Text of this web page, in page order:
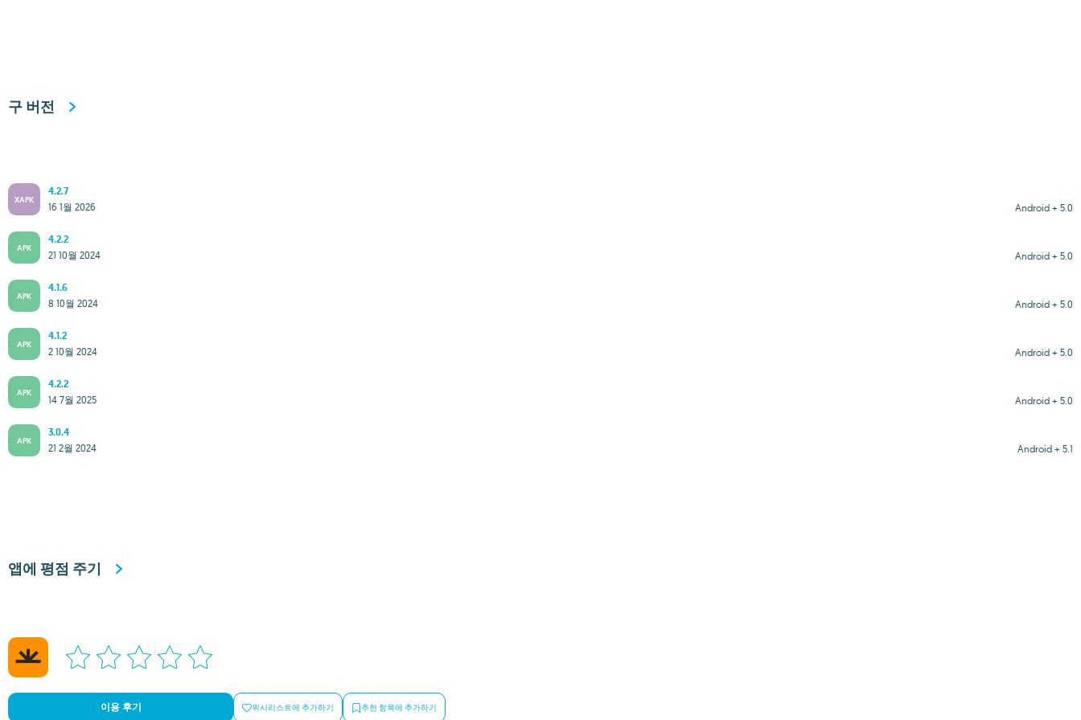
구 버전
XAPK
4.2.7
Android + 5.0
16 1월 2026
APK
4.2.2
Android + 5.0
21 10월 2024
APK
4.1.6
Android + 5.0
8 10월 2024
APK
4.1.2
Android + 5.0
2 10월 2024
APK
4.2.2
Android + 5.0
14 7월 2025
APK
3.0.4
Android + 5.1
21 2월 2024
앱에 평점 주기
이용 후기 위시리스트에 추가하기 추천 항목에 추가하기